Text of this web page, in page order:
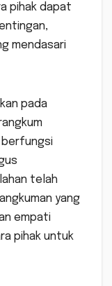
pihak dapat
mendasari
pada
berfungsi
telah
yang
empati
pihak untuk